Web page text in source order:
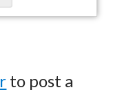
to post a